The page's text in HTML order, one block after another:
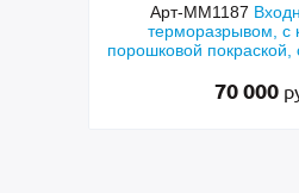
Арт-ММ1384
металлофиленкой,
порошковым
45 000